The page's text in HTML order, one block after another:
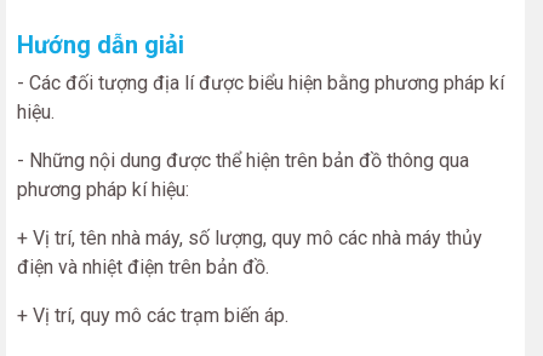
Hướng dẫn giải
- Các đối tượng địa lí được biểu hiện bằng phương pháp kí
hiệu.
- Những nội dung được thể hiện trên bản đồ thông qua
phương pháp kí hiệu:
+ Vị trí, tên nhà máy, số lượng, quy mô các nhà máy thủy
điện và nhiệt điện trên bản đồ.
+ Vị trí, quy mô các trạm biến áp.